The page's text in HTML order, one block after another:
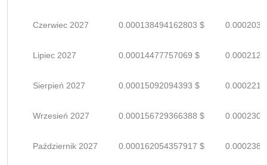
Czerwiec 2027 0.000138494162803 $
Lipiec 2027 0.00014477757069 $
Sierpień 2027 0.00015092094393 $
Wrzesień 2027 0.000156729366388 $
Październik 2027 0.000162054357917 $